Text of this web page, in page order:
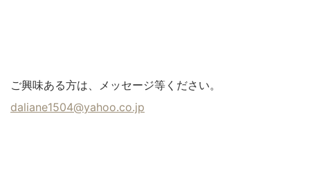
ご興味ある方は、メッセージ等ください。
daliane1504@yahoo.co.jp